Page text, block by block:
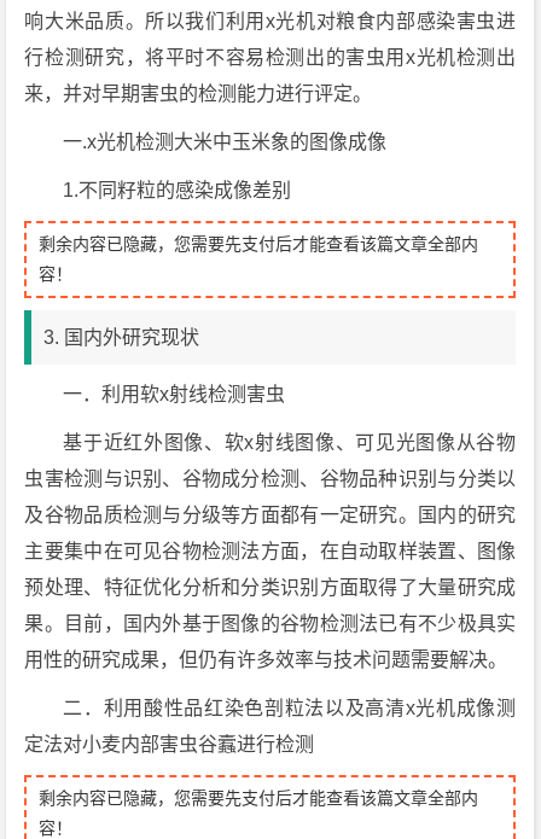
响大米品质。所以我们利用x光机对粮食内部感染害虫进
行检测研究，将平时不容易检测出的害虫用x光机检测出
来，并对早期害虫的检测能力进行评定。
一.x光机检测大米中玉米象的图像成像
1.不同籽粒的感染成像差别
剩余内容已隐藏，您需要先支付后才能查看该篇文章全部内
容！
3. 国内外研究现状
一．利用软x射线检测害虫
基于近红外图像、软x射线图像、可见光图像从谷物
虫害检测与识别、谷物成分检测、谷物品种识别与分类以
及谷物品质检测与分级等方面都有一定研究。国内的研究
主要集中在可见谷物检测法方面，在自动取样装置、图像
预处理、特征优化分析和分类识别方面取得了大量研究成
果。目前，国内外基于图像的谷物检测法已有不少极具实
用性的研究成果，但仍有许多效率与技术问题需要解决。
二．利用酸性品红染色剖粒法以及高清x光机成像测
定法对小麦内部害虫谷蠧进行检测
剩余内容已隐藏，您需要先支付后才能查看该篇文章全部内
容！